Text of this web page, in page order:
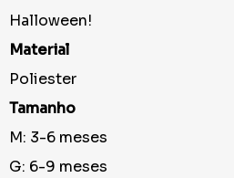
Halloween!
Material
Poliester
Tamanho
M: 3-6 meses
G: 6-9 meses